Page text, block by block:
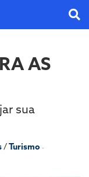
AS
sua
/Turismo -